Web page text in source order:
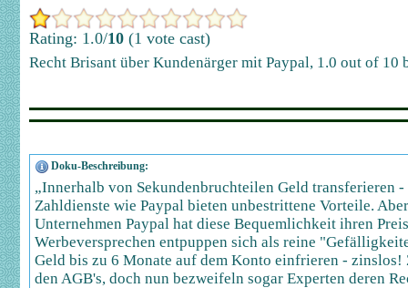
Rating: 1.0/10 (1 vote cast)
Recht Brisant über Kundenärger mit Paypal, 1.0 out of 10
Doku-Beschreibung:
„Innerhalb von Sekundenbruchteilen Geld transferieren
Zahldienste wie Paypal bieten unbestrittene Vorteile.
Unternehmen Paypal hat diese Bequemlichkeit ihren
Werbeversprechen entpuppen sich als reine
Geld bis zu 6 Monate auf dem Konto einfrieren - zinslos!
den AGB's, doch nun bezweifeln sogar Experten deren